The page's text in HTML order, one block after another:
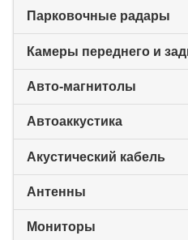
Парковочные радары
Камеры переднего и
Авто-магнитолы
Автоаккустика
Акустический кабель
Антенны
Мониторы